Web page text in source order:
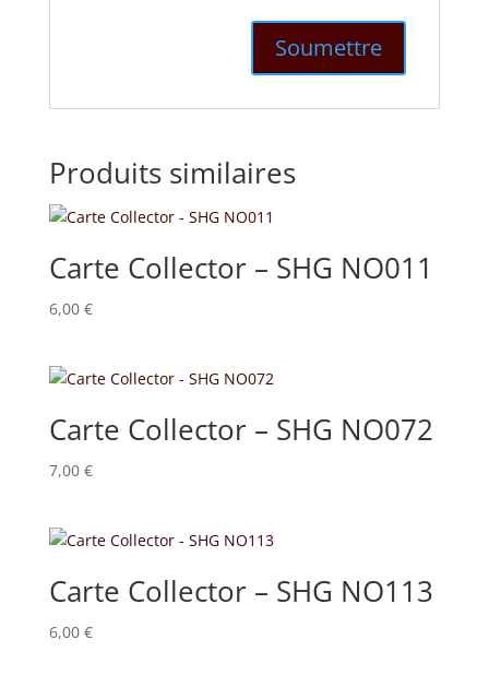
Produits similaires
Carte Collector – SHG NO011
6,00 €
Carte Collector – SHG NO072
7,00 €
Carte Collector – SHG NO113
6,00 €